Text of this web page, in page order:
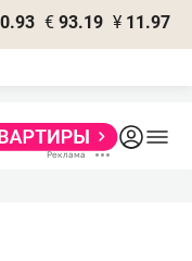
€ 93.19 ¥ 11.97